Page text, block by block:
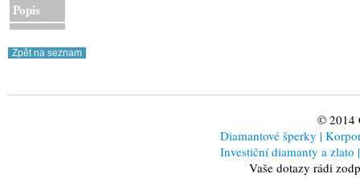
Popis
© 2014
Diamantové šperky |
Investiční diamanty a zlato |
Vaše dotazy rádi